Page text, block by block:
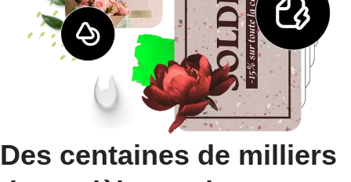
Des centaines de milliers